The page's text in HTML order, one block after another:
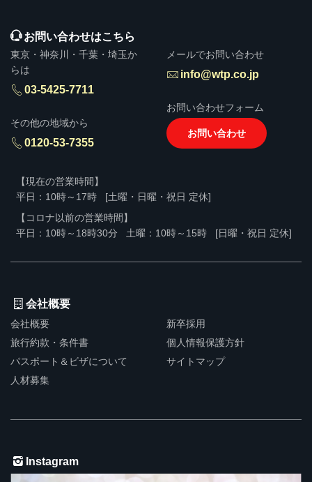
お問い合わせはこちら
東京・神奈川・千葉・埼玉か
らは
03-5425-7711
その他の地域から
0120-53-7355
メールでお問い合わせ
info@wtp.co.jp
お問い合わせフォーム
お問い合わせ
【現在の営業時間】
平日：10時～17時
[土曜・日曜・祝日 定休]
【コロナ以前の営業時間】
平日：10時～18時30分
土曜：10時～15時 [日曜・祝日 定休]
会社概要
会社概要
旅行約款・条件書
パスポート＆ビザについて
人材募集
新卒採用
個人情報保護方針
サイトマップ
Instagram